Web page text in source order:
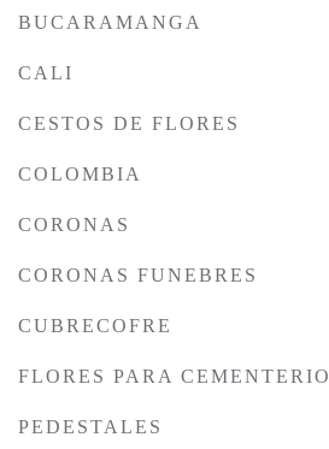
BUCARAMANGA
CALI
CESTOS DE FLORES
COLOMBIA
CORONAS
CORONAS FUNEBRES
CUBRECOFRE
FLORES PARA CEMENTERIO
PEDESTALES